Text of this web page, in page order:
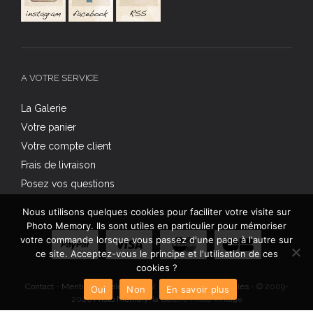
A VOTRE SERVICE
La Galerie
Votre panier
Votre compte client
Frais de livraison
Posez vos questions
Contact - Mentions légales - C.G.V. Données personnelles- © 2009-
2026Photo Memory, la Galerie Photo Vintage
Nous utilisons quelques cookies pour faciliter votre visite sur
Photo Memory. Ils sont utiles en particulier pour mémoriser
votre commande lorsque vous passez d'une page à l'autre sur
ce site. Acceptez-vous le principe et l'utilisation de ces
cookies ?
Oui
Non En savoir plus